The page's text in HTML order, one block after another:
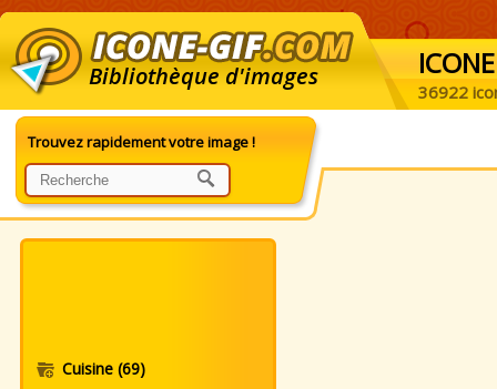
Bibliothèque d'images ICONE
36922
Trouvez rapidement votre image !
Cuisine (69)